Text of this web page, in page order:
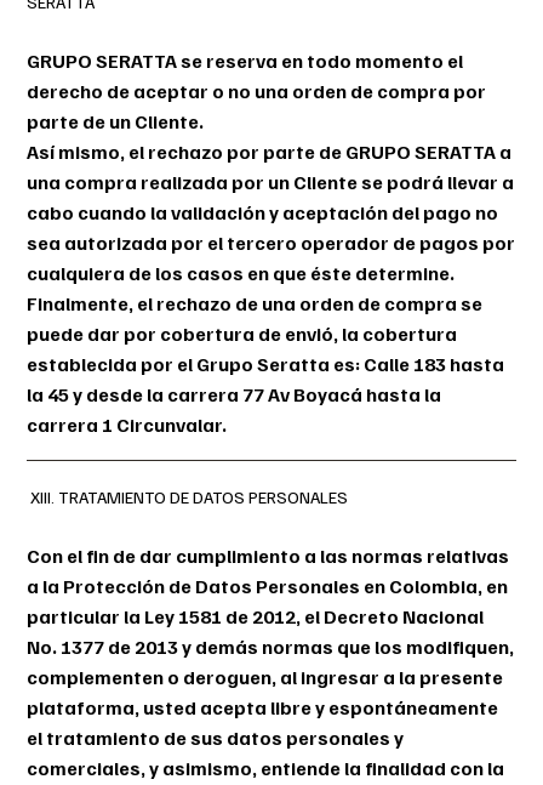
GRUPO SERATTA se reserva en todo momento el
derecho de aceptar o no una orden de compra por
parte de un Cliente.
Así mismo, el rechazo por parte de GRUPO SERATTA a
una compra realizada por un Cliente se podrá llevar a
cabo cuando la validación y aceptación del pago no
sea autorizada por el tercero operador de pagos por
cualquiera de los casos en que éste determine.
Finalmente, el rechazo de una orden de compra se
puede dar por cobertura de envió, la cobertura
establecida por el Grupo Seratta es: Calle 183 hasta
la 45 y desde la carrera 77 Av Boyacá hasta la
carrera 1 Circunvalar.
XIII. TRATAMIENTO DE DATOS PERSONALES
Con el fin de dar cumplimiento a las normas relativas
a la Protección de Datos Personales en Colombia, en
particular la Ley 1581 de 2012, el Decreto Nacional
No. 1377 de 2013 y demás normas que los modifiquen,
complementen o deroguen, al ingresar a la presente
plataforma, usted acepta libre y espontáneamente
el tratamiento de sus datos personales y
comerciales, y asimismo, entiende la finalidad con la